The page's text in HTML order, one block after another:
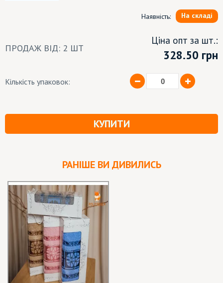
Наявність: На складі
ПРОДАЖ ВІД: 2 ШТ
Ціна опт за шт.:
328.50 грн
Кількість упаковок:
КУПИТИ
РАНІШЕ ВИ ДИВИЛИСЬ